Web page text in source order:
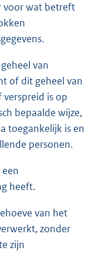
voor wat betreft
van
of dit geheel van
verspreid is op
bepaalde wijze,
toegankelijk is en
personen.
heeft.
van het
zonder
zijn